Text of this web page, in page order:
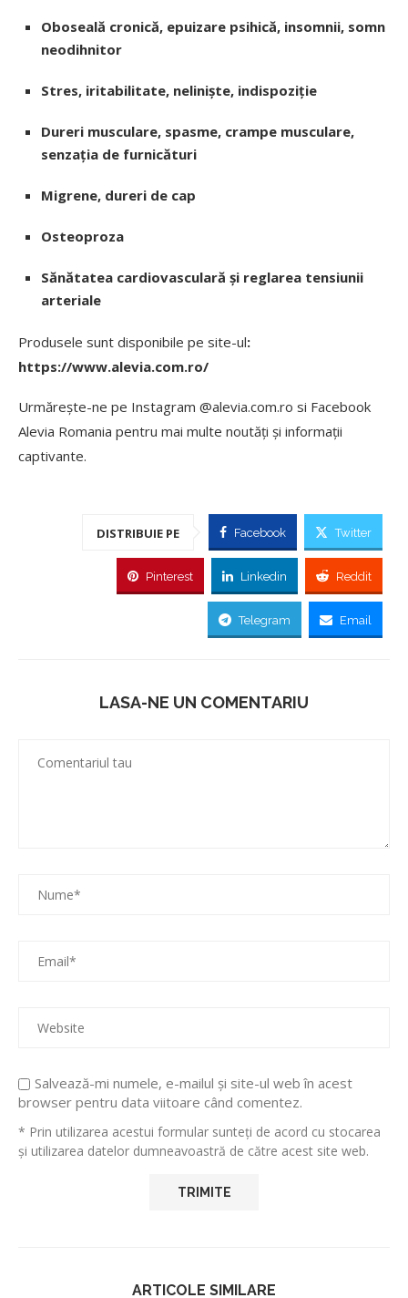
Oboseală cronică, epuizare psihică, insomnii, somn
neodihnitor
Stres, iritabilitate, nelinişte, indispoziţie
Dureri musculare, spasme, crampe musculare,
senzația de furnicături
Migrene, dureri de cap
Osteoproza
Sănătatea cardiovasculară și reglarea tensiunii
arteriale
Produsele sunt disponibile pe site-ul:
https://www.alevia.com.ro/
Urmărește-ne pe Instagram @alevia.com.ro si Facebook
Alevia Romania pentru mai multe noutăți și informații
captivante.
DISTRIBUIE PE Facebook Twitter
Pinterest Linkedin Reddit
Telegram Email
LASA-NE UN COMENTARIU
Salvează-mi numele, e-mailul și site-ul web în acest
browser pentru data viitoare când comentez.
* Prin utilizarea acestui formular sunteți de acord cu stocarea
și utilizarea datelor dumneavoastră de către acest site web.
ARTICOLE SIMILARE